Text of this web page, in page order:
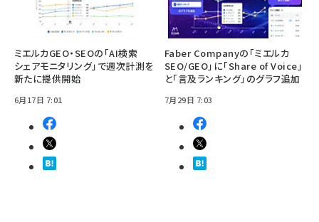
ミエルカGEO・SEOの「AI検索
シェアモニタリング」で週次計測を
新たに提供開始
6月17日 7:01
Faber Companyの「ミエルカ
SEO/GEO」に「Share of Voice」
と「言及ランキング」のグラフ追加
7月29日 7:03